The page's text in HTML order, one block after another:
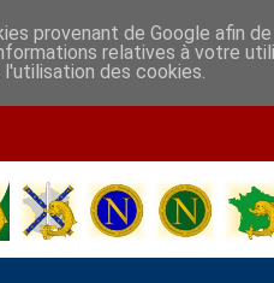
provenant de Google afin
relatives à votre
des cookies.